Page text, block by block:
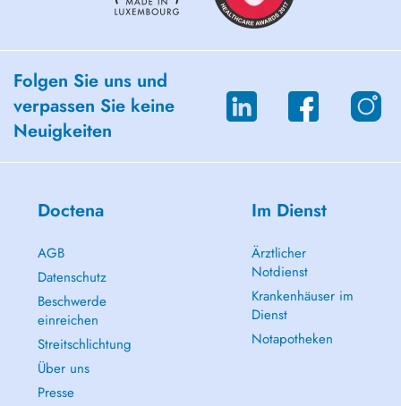
Folgen Sie uns und
verpassen Sie keine
Neuigkeiten
Doctena
AGB
Datenschutz
Beschwerde
einreichen
Streitschlichtung
Über uns
Presse
Im Dienst
Ärztlicher
Notdienst
Krankenhäuser im
Dienst
Notapotheken